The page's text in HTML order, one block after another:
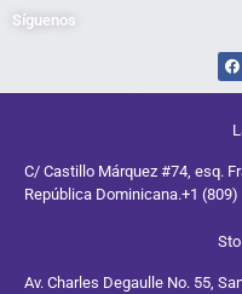
Síguenos
C/ Castillo Márquez #74, esq.
República Dominicana.+1 (809)
Av. Charles Degaulle No. 55,